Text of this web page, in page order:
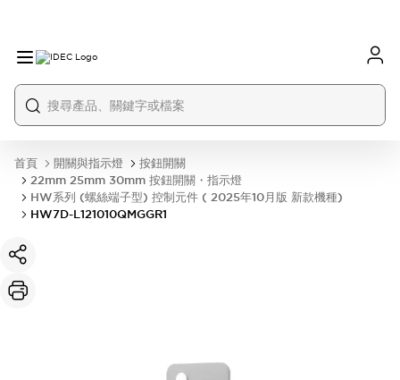
首頁 開關與指示燈
按鈕開關
22mm 25mm 30mm 按鈕開關・指示燈
HW系列 (螺絲端子型) 控制元件 ( 2025年10月版 新款機種)
HW7D-L121010QMGGR1